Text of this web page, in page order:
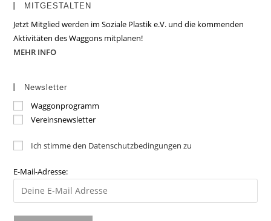
MITGESTALTEN
Jetzt Mitglied werden im Soziale Plastik e.V. und die kommenden
Aktivitäten des Waggons mitplanen!
MEHR INFO
Newsletter
Waggonprogramm
Vereinsnewsletter
Ich stimme den Datenschutzbedingungen zu
E-Mail-Adresse: